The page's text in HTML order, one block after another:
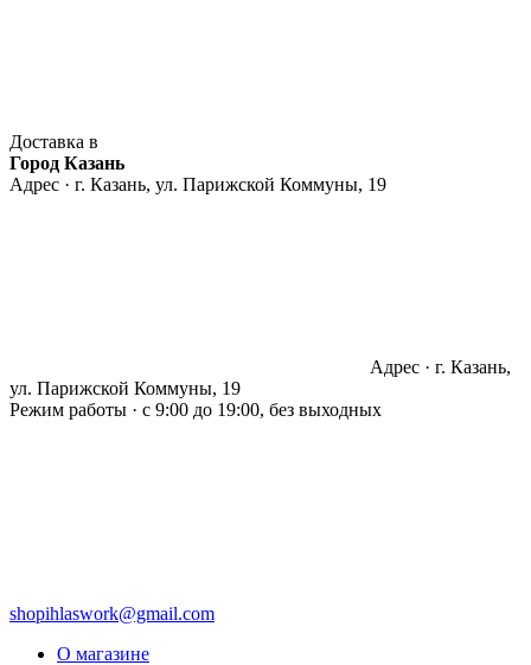
Доставка в
Город Казань
Адрес · г. Казань, ул. Парижской Коммуны, 19
Адрес · г. Казань,
ул. Парижской Коммуны, 19
Режим работы · с 9:00 до 19:00, без выходных
shopihlaswork@gmail.com
О магазине